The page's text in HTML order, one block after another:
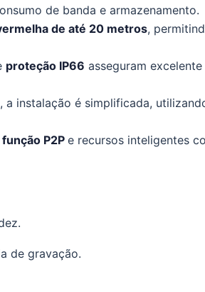
de banda e armazenamento.
de até 20 metros,
proteção IP66 asseguram
, a instalação é simplificada,
função P2P e recursos inteligentes
de gravação.